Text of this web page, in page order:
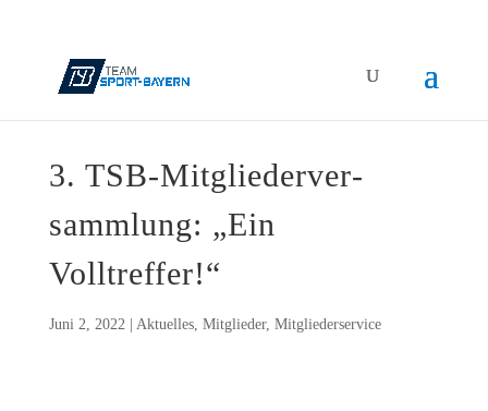
3. TSB-Mit­glie­der­ver­
samm­lung: „Ein
Volltreffer!“
Juni 2, 2022| Aktuelles, Mitglieder, Mitgliederservice